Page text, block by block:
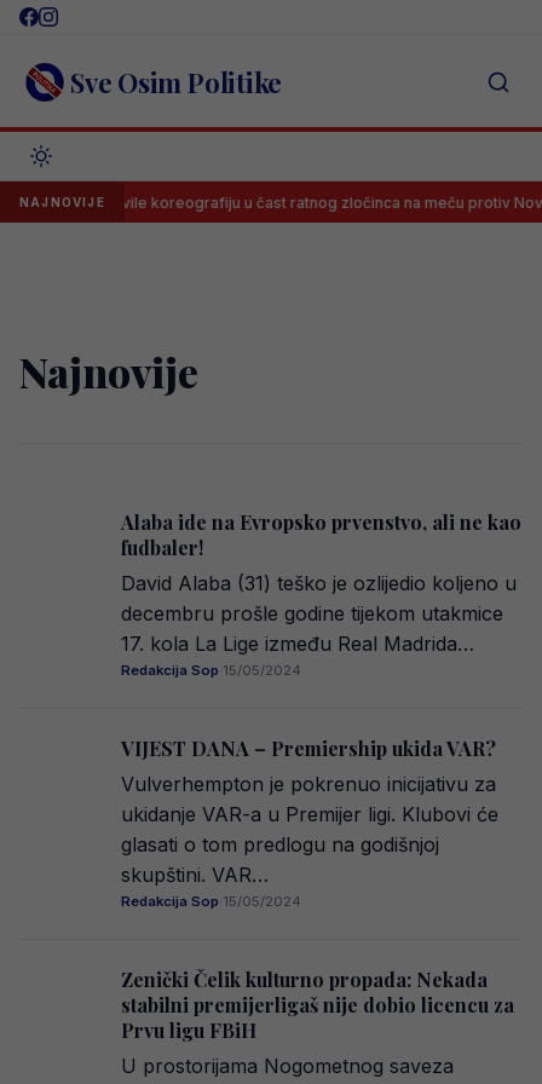
Skip
content Sve Osim Politike
NAJNOVIJE
Delije napravile koreografiju u čast ratnog zločinca na meču protiv
Najnovije
Alaba ide na Evropsko prvenstvo, ali ne kao
fudbaler!
David Alaba (31) teško je ozlijedio koljeno u
decembru prošle godine tijekom utakmice
17. kola La Lige između Real Madrida…
Redakcija Sop·15/05/2024
VIJEST DANA – Premiership ukida VAR?
Vulverhempton je pokrenuo inicijativu za
ukidanje VAR-a u Premijer ligi. Klubovi će
glasati o tom predlogu na godišnjoj
skupštini. VAR…
Redakcija Sop·15/05/2024
Zenički Čelik kulturno propada: Nekada
stabilni premijerligaš nije dobio licencu za
Prvu ligu FBiH
U prostorijama Nogometnog saveza